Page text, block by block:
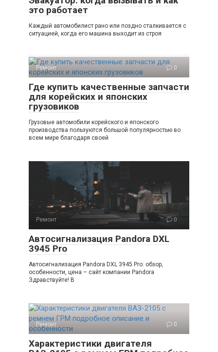
это работает
Каждый автомобилист рано или поздно сталкивается с
ситуацией, когда его машина выходит из строя
Ремонт 0
Где купить качественные запчасти
для корейских и японских
грузовиков
Грузовые автомобили корейского и японского
производства пользуются большой популярностью во
всем мире благодаря своей
Ремонт 0
Автосигнализация Pandora DXL
3945 Pro
Автосигнализация Pandora DXL 3945 Pro: обзор,
особенности, цена – сайт компании Pandora
Здравствуйте! В
Ремонт 0
Характеристики двигателя